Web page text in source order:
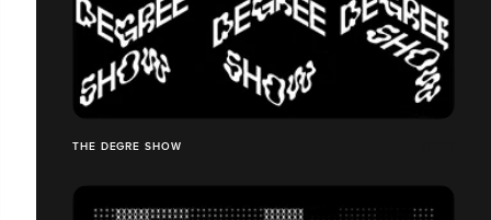
THE DEGRE SHOW